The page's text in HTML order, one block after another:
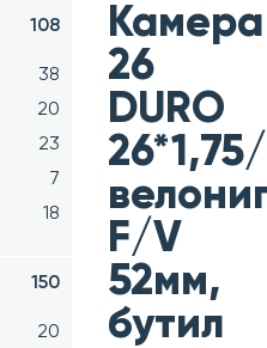
108
38
20
23
7
18
150
20
Камера
26
DURO
F/V
52мм,
бутил